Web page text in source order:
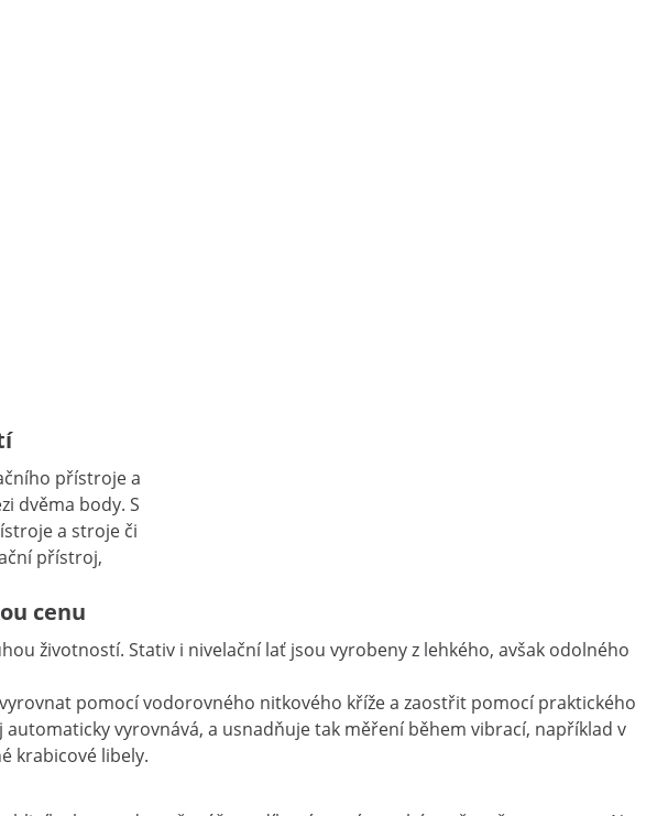
přístroje a
dvěma body. S
a stroje či
přístroj,
cenu
životností. Stativ i nivelační lať jsou vyrobeny z lehkého, avšak odolného
pomocí vodorovného nitkového kříže a zaostřit pomocí praktického
vyrovnává, a usnadňuje tak měření během vibrací, například v
krabicové libely.